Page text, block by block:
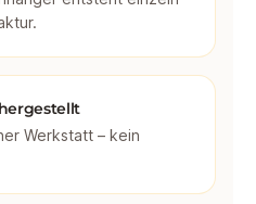
Werkstatt – kein